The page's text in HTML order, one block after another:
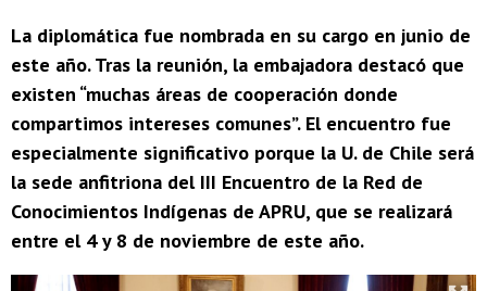
La diplomática fue nombrada en su cargo en junio de
este año. Tras la reunión, la embajadora destacó que
existen “muchas áreas de cooperación donde
compartimos intereses comunes”. El encuentro fue
especialmente significativo porque la U. de Chile será
la sede anfitriona del III Encuentro de la Red de
Conocimientos Indígenas de APRU, que se realizará
entre el 4 y 8 de noviembre de este año.